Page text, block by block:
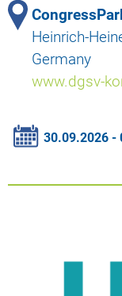
Heinrich-
Germany
www.dgsv-
30.09.2026 -